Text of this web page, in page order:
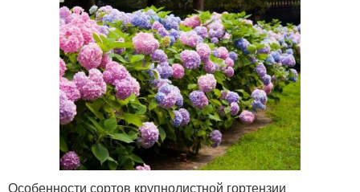
Особенности сортов крупнолистной гортензии